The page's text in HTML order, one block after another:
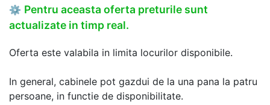
⚙ Pentru aceasta oferta preturile sunt
actualizate in timp real.
Oferta este valabila in limita locurilor disponibile.
In general, cabinele pot gazdui de la una pana la patru
persoane, in functie de disponibilitate.